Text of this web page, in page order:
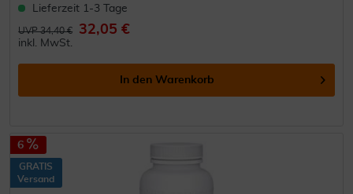
Lieferzeit 1-3 Tage
UVP 34,40 € 32,05 €
inkl. MwSt.
In den Warenkorb
6
GRATIS
Versand